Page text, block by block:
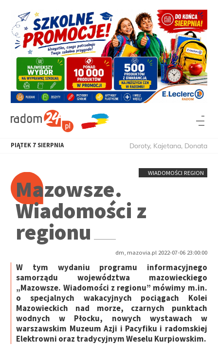
PIĄTEK 7 SIERPNIA Doroty, Kajetana, Donata
WIADOMOŚCI REGION
Mazowsze.
Wiadomości z
regionu
dm, mazovia.pl 2022-07-06 23:00:00
W tym wydaniu programu informacyjnego
samorządu województwa mazowieckiego
„Mazowsze. Wiadomości z regionu” mówimy m.in.
o specjalnych wakacyjnych pociągach Kolei
Mazowieckich nad morze, czarnych punktach
wodnych w Płocku, nowych wystawach w
warszawskim Muzeum Azji i Pacyfiku i radomskiej
Elektrowni oraz tradycyjnym Weselu Kurpiowskim.